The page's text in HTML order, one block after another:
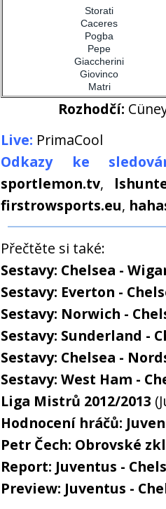
Storati
Caceres
Pogba
Pepe
Giaccherini
Giovinco
Matri
Rozhodčí:
Live: PrimaCool
Odkazy ke
sportlemon.tv,
firstrowsports.eu,
Přečtěte si také:
Sestavy: Chelsea -
Sestavy: Everton -
Sestavy: Norwich -
Sestavy: Sunderland -
Sestavy: Chelsea -
Sestavy: West Ham -
Liga Mistrů 2012/2013
Hodnocení hráčů:
Petr Čech: Obrovské
Report: Juventus -
Preview: Juventus -